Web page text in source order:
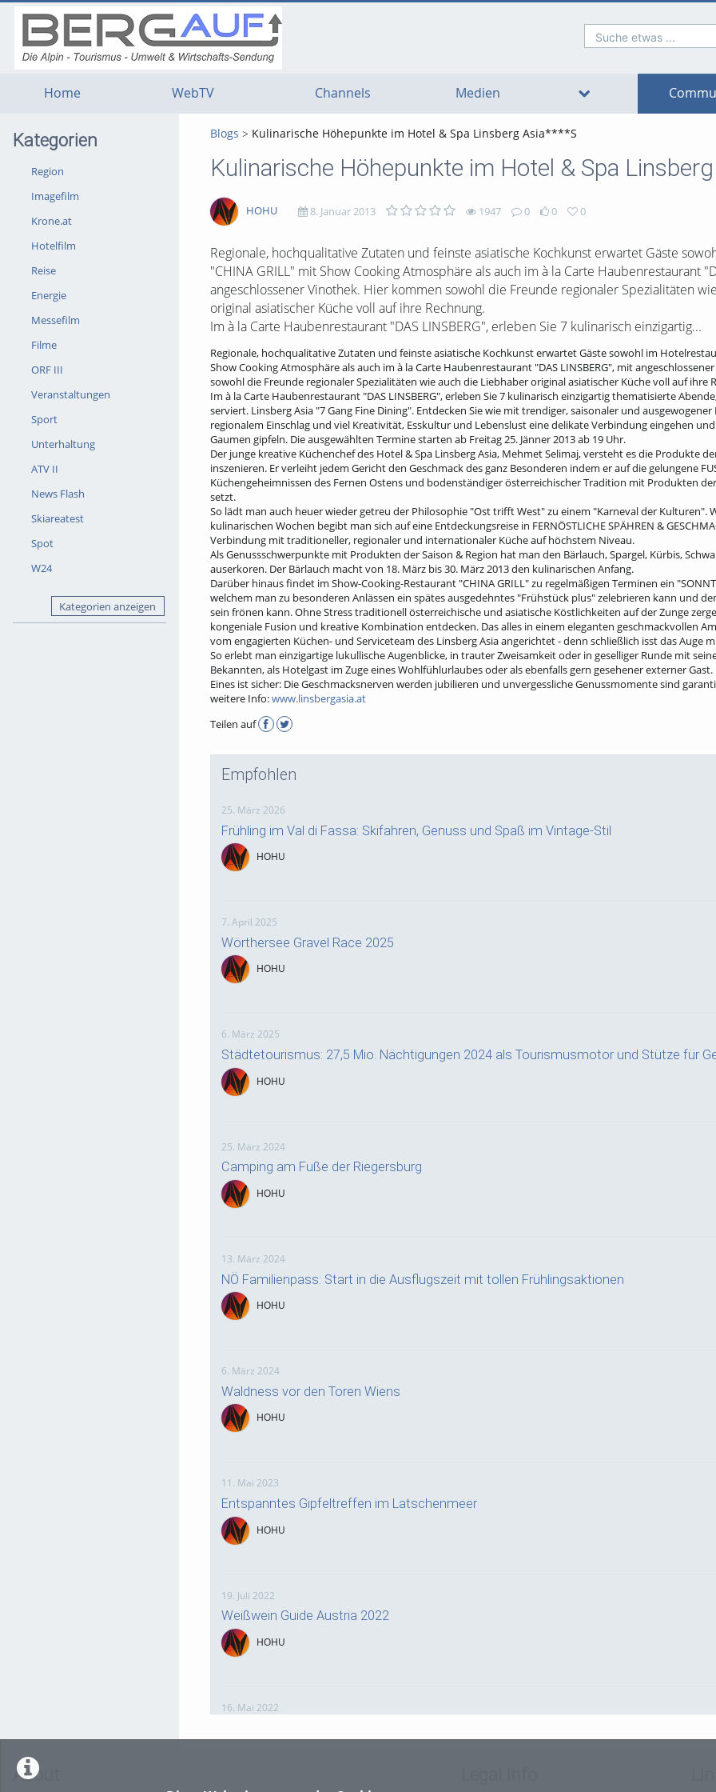
Suche etwas ...
Home WebTV Channels Medien
Kategorien
Region
Imagefilm
Krone.at
Hotelfilm
Reise
Energie
Messefilm
Filme
ORF III
Veranstaltungen
Sport
Unterhaltung
ATV II
News Flash
Skiareatest
Spot
W24
Kategorien anzeigen
Blogs Kulinarische Höhepunkte im Hotel & Spa Linsberg Asia****S
Kulinarische Höhepunkte im Hotel & Spa
HOHU 8. Januar 2013 1947 0
Kommentare
0 0
favorites
Regionale, hochqualitative Zutaten und feinste asiatische Kochkunst erwartet Gäste
"CHINA GRILL" mit Show Cooking Atmosphäre als auch im à la Carte Haubenrestaurant
angeschlossener Vinothek. Hier kommen sowohl die Freunde regionaler Spezialitäten
original asiatischer Küche voll auf ihre Rechnung.
Im à la Carte Haubenrestaurant "DAS LINSBERG", erleben Sie 7 kulinarisch einzigartig...
Regionale, hochqualitative Zutaten und feinste asiatische Kochkunst erwartet Gäste sowohl im
Show Cooking Atmosphäre als auch im à la Carte Haubenrestaurant "DAS LINSBERG", mit
sowohl die Freunde regionaler Spezialitäten wie auch die Liebhaber original asiatischer Küche voll auf ihre
Im à la Carte Haubenrestaurant "DAS LINSBERG", erleben Sie 7 kulinarisch einzigartig thematisierte
serviert. Linsberg Asia "7 Gang Fine Dining". Entdecken Sie wie mit trendiger, saisonaler und
regionalem Einschlag und viel Kreativität, Esskultur und Lebenslust eine delikate Verbindung eingehen
Gaumen gipfeln. Die ausgewählten Termine starten ab Freitag 25. Jänner 2013 ab 19 Uhr.
Der junge kreative Küchenchef des Hotel & Spa Linsberg Asia, Mehmet Selimaj, versteht es die Produkte
inszenieren. Er verleiht jedem Gericht den Geschmack des ganz Besonderen indem er auf die gelungene
Küchengeheimnissen des Fernen Ostens und bodenständiger österreichischer Tradition mit Produkten der
setzt.
So lädt man auch heuer wieder getreu der Philosophie "Ost trifft West" zu einem "Karneval der Kulturen".
kulinarischen Wochen begibt man sich auf eine Entdeckungsreise in FERNÖSTLICHE SPÄHREN &
Verbindung mit traditioneller, regionaler und internationaler Küche auf höchstem Niveau.
Als Genussschwerpunkte mit Produkten der Saison & Region hat man den Bärlauch, Spargel, Kürbis,
auserkoren. Der Bärlauch macht von 18. März bis 30. März 2013 den kulinarischen Anfang.
Darüber hinaus findet im Show-Cooking-Restaurant "CHINA GRILL" zu regelmäßigen Terminen ein
welchem man zu besonderen Anlässen ein spätes ausgedehntes "Frühstück plus" zelebrieren kann und
sein frönen kann. Ohne Stress traditionell österreichische und asiatische Köstlichkeiten auf der Zunge
kongeniale Fusion und kreative Kombination entdecken. Das alles in einem eleganten geschmackvollen
vom engagierten Küchen- und Serviceteam des Linsberg Asia angerichtet - denn schließlich isst das Auge
So erlebt man einzigartige lukullische Augenblicke, in trauter Zweisamkeit oder in geselliger Runde mit
Bekannten, als Hotelgast im Zuge eines Wohlfühlurlaubes oder als ebenfalls gern gesehener externer Gast.
Eines ist sicher: Die Geschmacksnerven werden jubilieren und unvergessliche Genussmomente sind
weitere Info:www.linsbergasia.at
Teilen auf
Empfohlen
25. März 2026
Frühling im Val di Fassa: Skifahren, Genuss und Spaß im Vintage-Stil
HOHU
7. April 2025
Wörthersee Gravel Race 2025
HOHU
6. März 2025
Städtetourismus: 27,5 Mio. Nächtigungen 2024 als Tourismusmotor und Stütze für
HOHU
25. März 2024
Camping am Fuße der Riegersburg
HOHU
13. März 2024
NÖ Familienpass: Start in die Ausflugszeit mit tollen Frühlingsaktionen
HOHU
6. März 2024
Waldness vor den Toren Wiens
HOHU
11. Mai 2023
Entspanntes Gipfeltreffen im Latschenmeer
HOHU
19. Juli 2022
Weißwein Guide Austria 2022
HOHU
16. Mai 2022
About